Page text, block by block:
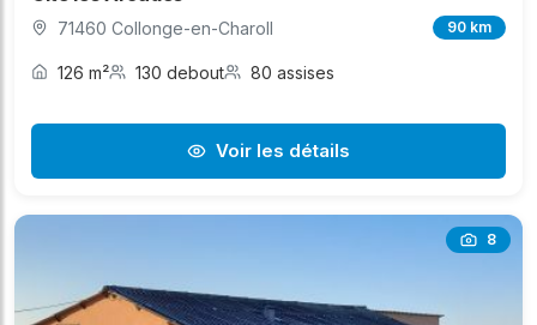
71460 Collonge-en-Charoll 90 km
126 m² 130 debout 80 assises
Voir les détails
8